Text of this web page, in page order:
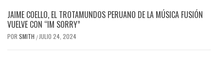
JAIME COELLO, EL TROTAMUNDOS PERUANO DE LA MÚSICA FUSIÓN
VUELVE CON “IM SORRY”
POR SMITH /JULIO 24, 2024